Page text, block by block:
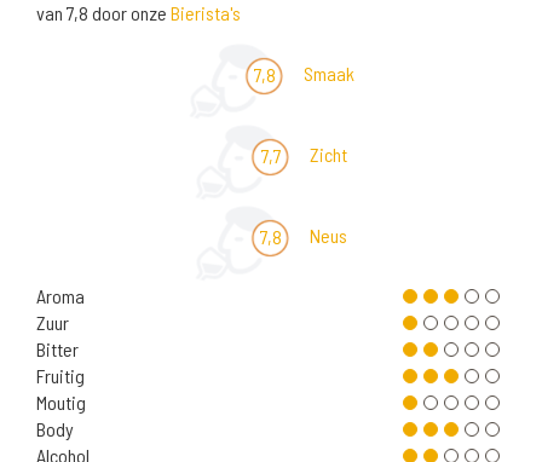
van 7,8 door onze Bierista's
7,8 Smaak
7,7 Zicht
7,8 Neus
Aroma
Zuur
Bitter
Fruitig
Moutig
Body
Alcohol